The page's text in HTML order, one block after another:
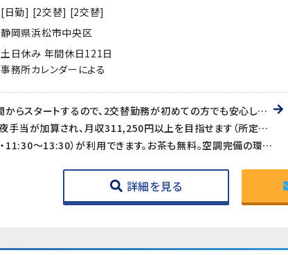
[日勤] [2交替] [2交替]
静岡県浜松市中央区
土日休み 年間休日121日
事務所カレンダーによる
《即日勤務OK・未経験でも安心》入社後は日勤の教育期間からスタートするので、2交替勤務が初めての方でも安心してスタートできます。工場未経験の方も大歓迎です。
《時給1,500円・2交替で月収311,250円以上可》残業・深夜手当が加算され、月収311,250円以上を目指せます（所定21.25日・残業25h・深夜25hの場合）。
《食堂あり・お茶無料・全体空調完備》食堂（約400円・4種・11:30〜13:30）が利用できます。お茶も無料。空調完備の環境ですが、作業場によっては暑さを感じる場合があります。
詳細を見る